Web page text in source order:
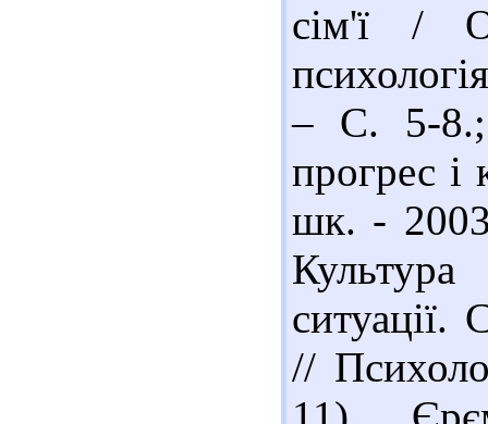
сім'ї /
– С. 5-8.;
прогрес і
шк. -
ситуації.
//